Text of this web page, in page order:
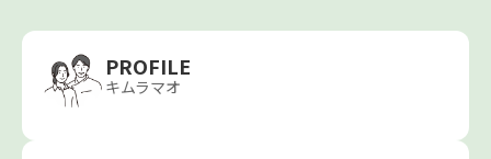
PROFILE
キムラマオ